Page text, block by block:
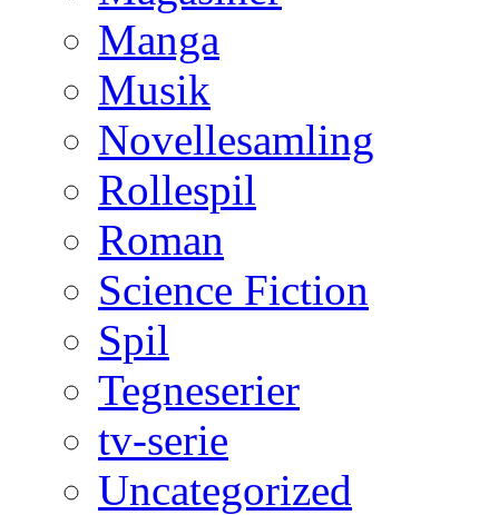
Manga
Musik
Novellesamling
Rollespil
Roman
Science Fiction
Spil
Tegneserier
tv-serie
Uncategorized